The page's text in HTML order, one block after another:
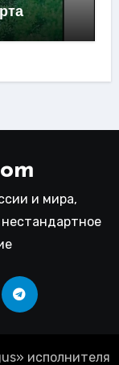
и мира,
» исполнителя